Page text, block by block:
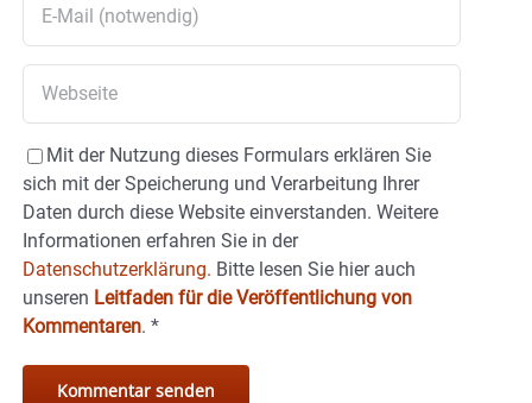
Mit der Nutzung dieses Formulars erklären Sie
sich mit der Speicherung und Verarbeitung Ihrer
Daten durch diese Website einverstanden. Weitere
Informationen erfahren Sie in der
Datenschutzerklärung. Bitte lesen Sie hier auch
unseren Leitfaden für die Veröffentlichung von
Kommentaren. *